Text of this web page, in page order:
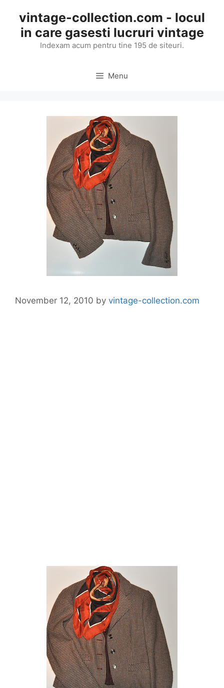
content
vintage-collection.com - locul
in care gasesti lucruri vintage
Indexam acum pentru tine 195 de siteuri.
Menu
November 12, 2010 by vintage-collection.com